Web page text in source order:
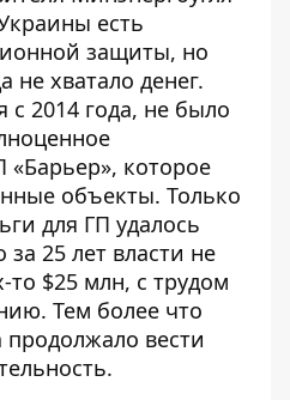
есть
защиты, но
не хватало денег.
с 2014 года, не было
которое
объекты. Только
для ГП удалось
за 25 лет власти не
то $25 млн, с трудом
Тем более что
продолжало вести